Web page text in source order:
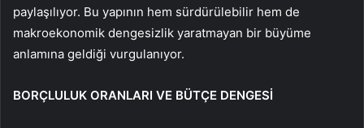
paylaşılıyor. Bu yapının hem sürdürülebilir hem de
makroekonomik dengesizlik yaratmayan bir büyüme
anlamına geldiği vurgulanıyor.
BORÇLULUK ORANLARI VE BÜTÇE DENGESİ